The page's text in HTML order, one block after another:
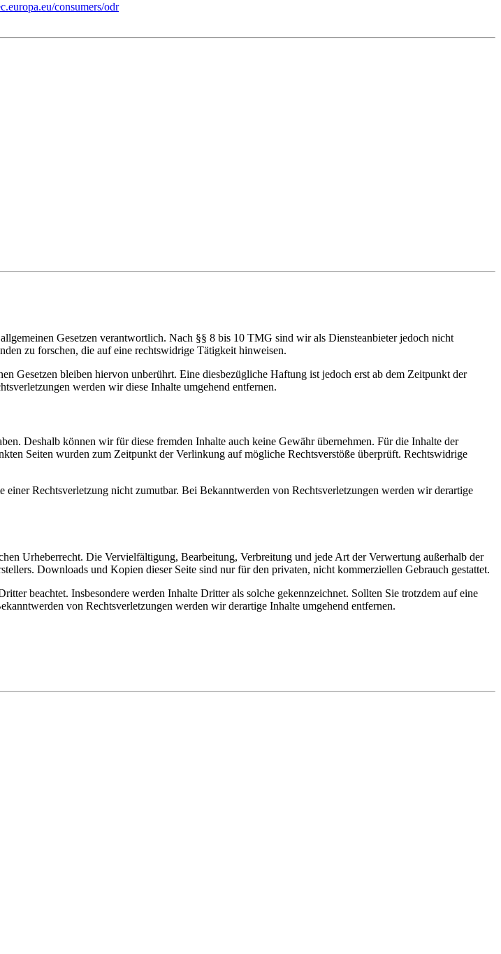
consumers/odr
Gesetzen verantwortlich. Nach §§ 8 bis 10 TMG sind wir als Diensteanbieter jedoch nicht
zu forschen, die auf eine rechtswidrige Tätigkeit hinweisen.
Gesetzen bleiben hiervon unberührt. Eine diesbezügliche Haftung ist jedoch erst ab dem Zeitpunkt der
werden wir diese Inhalte umgehend entfernen.
Deshalb können wir für diese fremden Inhalte auch keine Gewähr übernehmen. Für die Inhalte der
Seiten wurden zum Zeitpunkt der Verlinkung auf mögliche Rechtsverstöße überprüft. Rechtswidrige
Rechtsverletzung nicht zumutbar. Bei Bekanntwerden von Rechtsverletzungen werden wir derartige
Urheberrecht. Die Vervielfältigung, Bearbeitung, Verbreitung und jede Art der Verwertung außerhalb der
Downloads und Kopien dieser Seite sind nur für den privaten, nicht kommerziellen Gebrauch gestattet.
beachtet. Insbesondere werden Inhalte Dritter als solche gekennzeichnet. Sollten Sie trotzdem auf eine
von Rechtsverletzungen werden wir derartige Inhalte umgehend entfernen.